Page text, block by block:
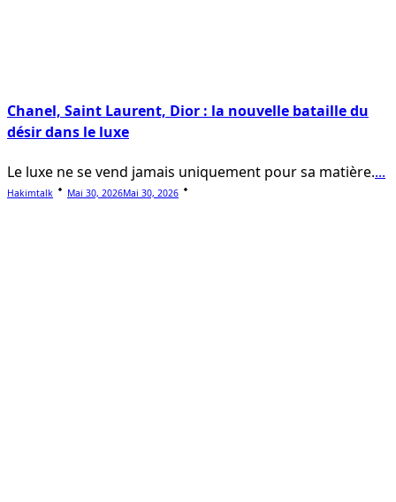
Chanel, Saint Laurent, Dior : la nouvelle bataille du
désir dans le luxe
Le luxe ne se vend jamais uniquement pour sa matière....
Hakimtalk Mai 30, 2026Mai 30, 2026